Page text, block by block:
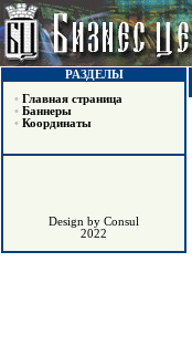
РАЗДЕЛЫ
• Главная страница
• Баннеры
• Координаты
Design by Consul
2022